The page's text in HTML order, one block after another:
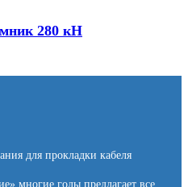
280 кН
для прокладки кабеля
многие годы предлагает все